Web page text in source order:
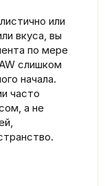
или
вкуса, вы
по мере
слишком
начала.
часто
а не